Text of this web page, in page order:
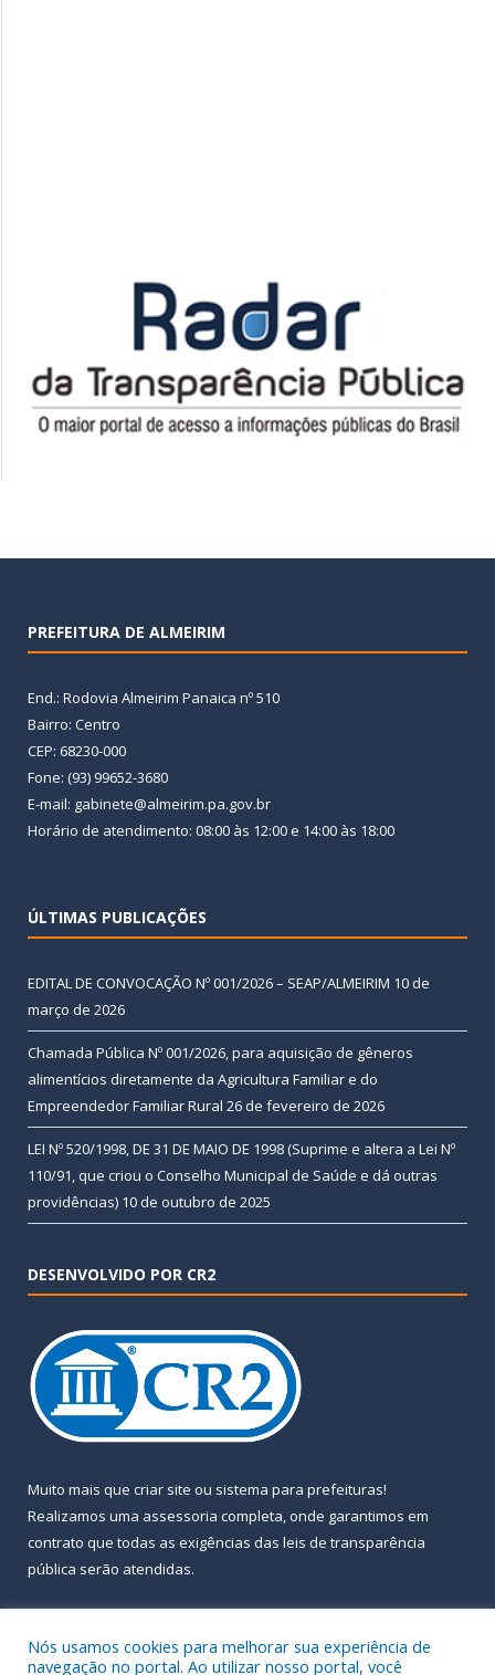
PREFEITURA DE ALMEIRIM
End.: Rodovia Almeirim Panaica nº 510
Bairro: Centro
CEP: 68230-000
Fone: (93) 99652-3680
E-mail: gabinete@almeirim.pa.gov.br
Horário de atendimento: 08:00 às 12:00 e 14:00 às 18:00
ÚLTIMAS PUBLICAÇÕES
EDITAL DE CONVOCAÇÃO Nº 001/2026 – SEAP/ALMEIRIM 10 de
março de 2026
Chamada Pública Nº 001/2026, para aquisição de gêneros
alimentícios diretamente da Agricultura Familiar e do
Empreendedor Familiar Rural 26 de fevereiro de 2026
LEI Nº 520/1998, DE 31 DE MAIO DE 1998 (Suprime e altera a Lei Nº
110/91, que criou o Conselho Municipal de Saúde e dá outras
providências) 10 de outubro de 2025
DESENVOLVIDO POR CR2
Muito mais que criar site ou sistema para prefeituras!
Realizamos uma assessoria completa, onde garantimos em
contrato que todas as exigências das leis de transparência
pública serão atendidas.
Nós usamos cookies para melhorar sua experiência de
navegação no portal. Ao utilizar nosso portal, você